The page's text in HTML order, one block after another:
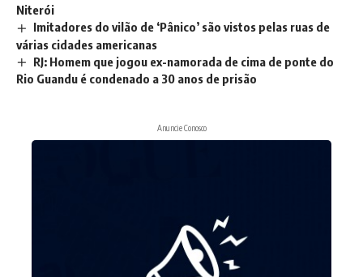
Niterói
Imitadores do vilão de ‘Pânico’ são vistos pelas ruas de
várias cidades americanas
RJ: Homem que jogou ex-namorada de cima de ponte do
Rio Guandu é condenado a 30 anos de prisão
Anuncie Conosco